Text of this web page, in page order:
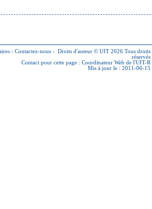
- Contactez-nous - Droits d'auteur © UIT 2026 Tous droits
réservés
Contact pour cette page : Coordinateur Web de l'UIT-R
Mis à jour le : 2011-06-15